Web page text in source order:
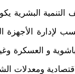
البشرية
لإدارة الأجهزة
و العسكرة